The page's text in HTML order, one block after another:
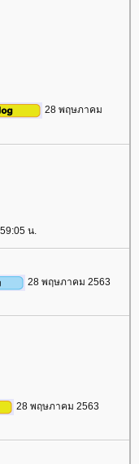
28 พฤษภาคม
น.
28 พฤษภาคม 2563
28 พฤษภาคม 2563